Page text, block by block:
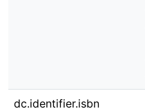
dc.identifier.isbn